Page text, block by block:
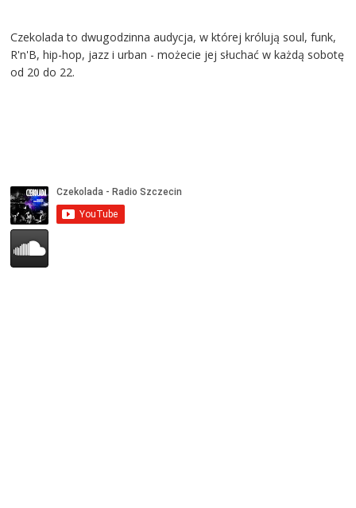
Czekolada to dwugodzinna audycja, w której królują soul, funk,
R'n'B, hip-hop, jazz i urban - możecie jej słuchać w każdą sobotę
od 20 do 22.